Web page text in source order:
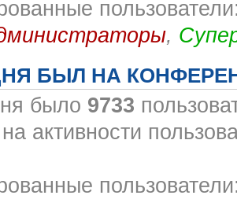
,
БЫЛ НА
было 9733
активности